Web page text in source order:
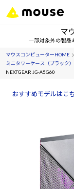
マ
一部対象外の製品
マウスコンピューターHOME
ミニタワーケース（ブラック）
NEXTGEAR JG-A5G60
おすすめモデルはこ